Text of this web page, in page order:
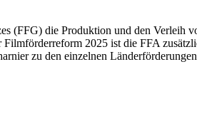
(FFG) die Produktion und den
2025 ist die FFA
zu den einzelnen